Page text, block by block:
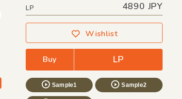
LP 4890 JPY
Wishlist
Buy LP
Sample1 Sample2